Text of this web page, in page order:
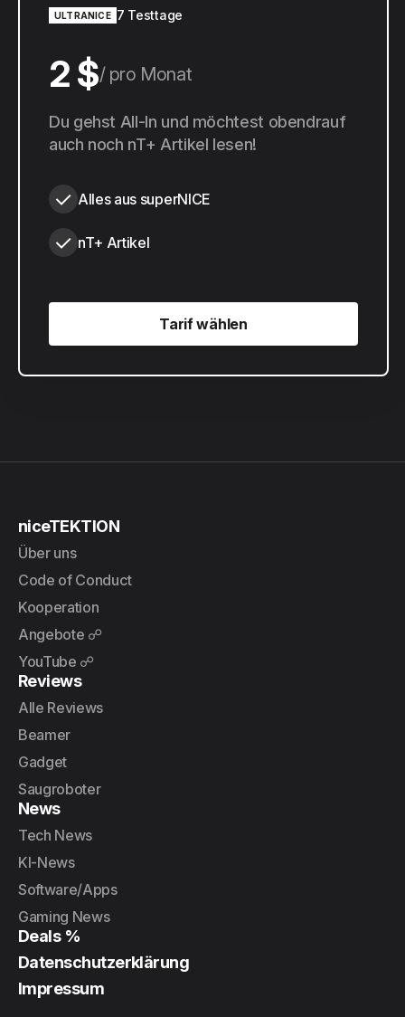
ULTRANICE 7 Testtage
2 $ pro Monat
20 $ pro Jahr
Du gehst All-In und möchtest obendrauf
auch noch nT+ Artikel lesen!
Alles aus superNICE
nT+ Artikel
Tarif wählen
Tarif wählen
niceTEKTION
Über uns
Code of Conduct
Kooperation
Angebote ☍
YouTube ☍
Reviews
Alle Reviews
Beamer
Gadget
Saugroboter
News
Tech News
KI-News
Software/Apps
Gaming News
Deals %
Datenschutzerklärung
Impressum